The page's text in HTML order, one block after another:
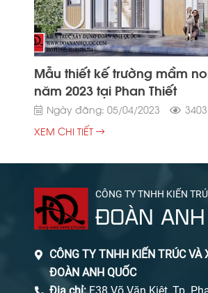
Mẫu thiết kế trường mầm
năm 2023 tại Phan Thiết
Ngày đăng: 05/04/2023
XEM CHI TIẾT
CÔNG TY TNHH KIẾN
ĐOÀN
CÔNG TY TNHH KIẾN TRÚC VÀ
ĐOÀN ANH QUỐC
Địa chỉ:F38 Võ Văn Kiệt, Tp.